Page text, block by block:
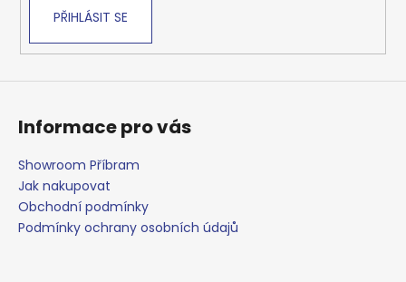
ý
p
PŘIHLÁSIT SE
Informace pro vás
Showroom Příbram
Jak nakupovat
Obchodní podmínky
Podmínky ochrany osobních údajů